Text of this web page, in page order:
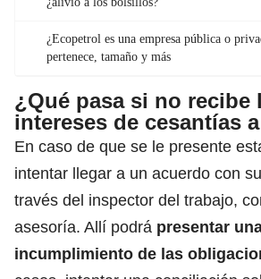
¿Ecopetrol es una empresa pública o
pertenece, tamaño y más
¿Qué pasa si no recibe
intereses de cesantías
En caso de que se le presente
intentar llegar a un acuerdo con
través del inspector del trabajo,
asesoría. Allí podrá presentar
incumplimiento de las